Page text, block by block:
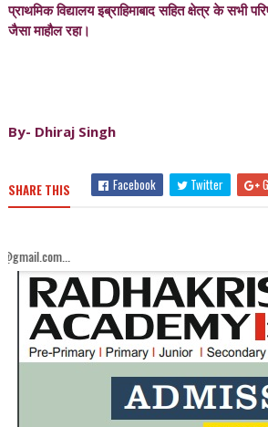
प्राथमिक विद्यालय इब्राहिमाबाद सहित क्षेत्र के सभी
जैसा माहौल रहा।
By- Dhiraj Singh
SHARE THIS Facebook Twitter